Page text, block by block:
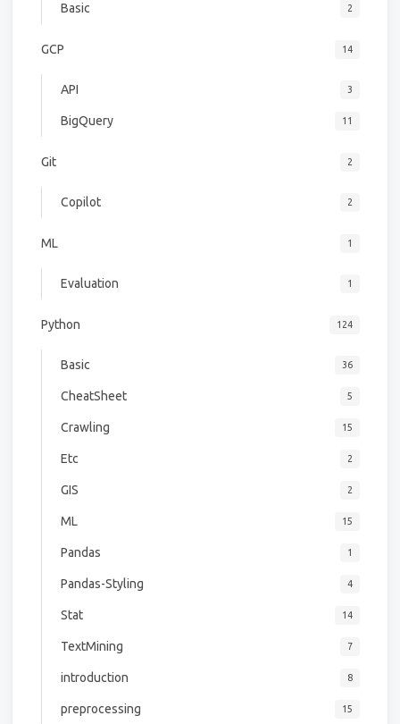
Basic 2
GCP 14
API 3
BigQuery 11
Git 2
Copilot 2
ML 1
Evaluation 1
Python 124
Basic 36
CheatSheet 5
Crawling 15
Etc 2
GIS 2
ML 15
Pandas 1
Pandas-Styling 4
Stat 14
TextMining 7
introduction 8
preprocessing 15